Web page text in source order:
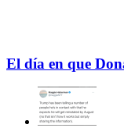
El día en que